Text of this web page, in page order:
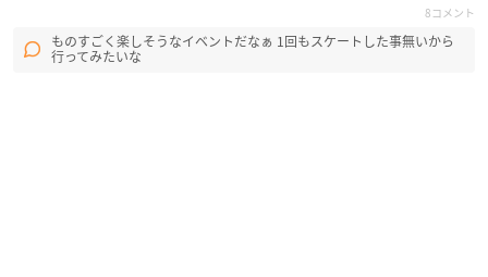
8コメント
ものすごく楽しそうなイベントだなぁ 1回もスケートした事無いから
行ってみたいな